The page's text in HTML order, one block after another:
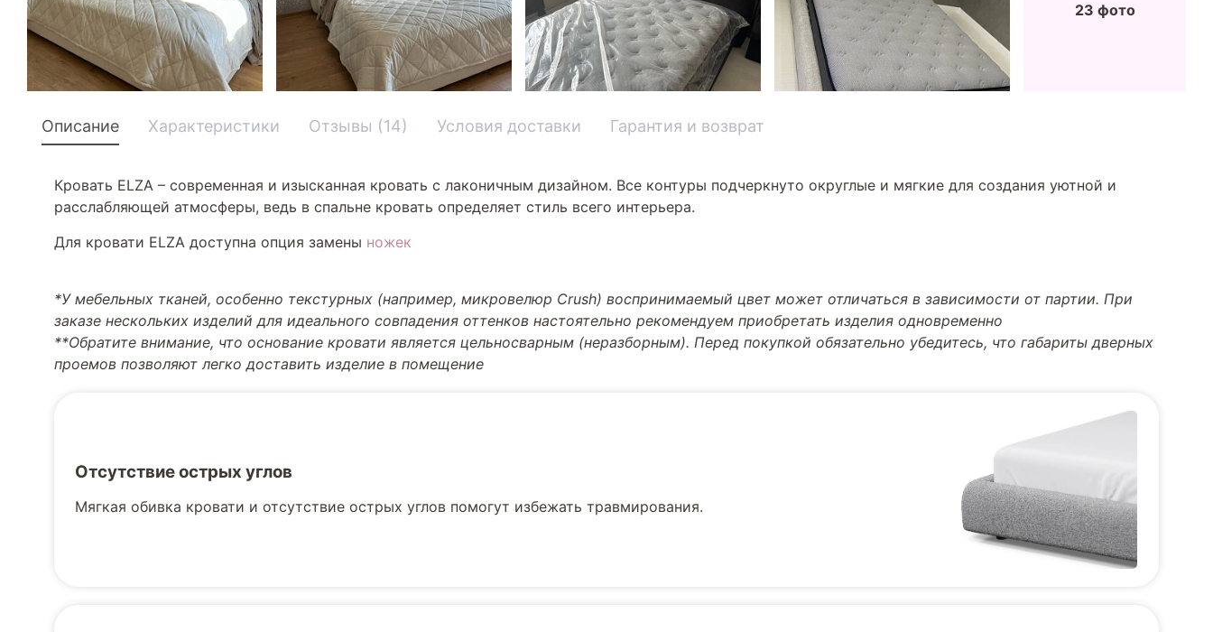
23 фото
Описание Характеристики Отзывы (14) Условия доставки Гарантия и возврат
Кровать ELZA – современная и изысканная кровать с лаконичным дизайном. Все контуры подчеркнуто округлые и мягкие для создания уютной и
расслабляющей атмосферы, ведь в спальне кровать определяет стиль всего интерьера.
Для кровати ELZA доступна опция замены ножек
*У мебельных тканей, особенно текстурных (например, микровелюр Crush) воспринимаемый цвет может отличаться в зависимости от партии. При
заказе нескольких изделий для идеального совпадения оттенков настоятельно рекомендуем приобретать изделия одновременно
**Обратите внимание, что основание кровати является цельносварным (неразборным). Перед покупкой обязательно убедитесь, что габариты дверных
проемов позволяют легко доставить изделие в помещение
Отсутствие острых углов
Мягкая обивка кровати и отсутствие острых углов помогут избежать травмирования.